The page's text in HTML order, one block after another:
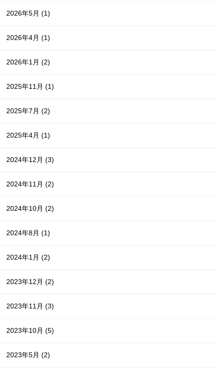
2026年5月(1)
2026年4月(1)
2026年1月(2)
2025年11月(1)
2025年7月(2)
2025年4月(1)
2024年12月(3)
2024年11月(2)
2024年10月(2)
2024年8月(1)
2024年1月(2)
2023年12月(2)
2023年11月(3)
2023年10月(5)
2023年5月(2)